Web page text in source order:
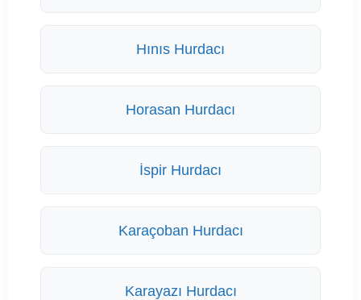
Hınıs Hurdacı
Horasan Hurdacı
İspir Hurdacı
Karaçoban Hurdacı
Karayazı Hurdacı